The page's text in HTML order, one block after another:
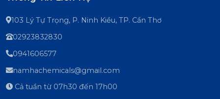
103 Lý Tự Trọng, P. Ninh Kiều, TP. Cần Thơ
02923832830
0941606577
namhachemicals@gmail.com
Cả tuần từ 07h30 đến 17h00